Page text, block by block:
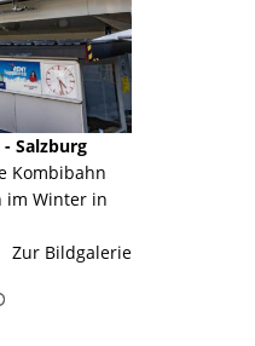
Salzburg
Kombibahn
im Winter in
Zur Bildgalerie